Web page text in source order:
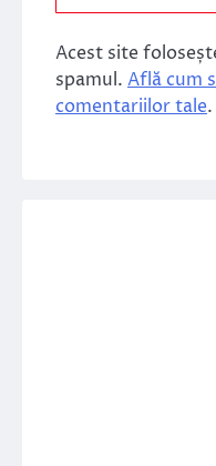
Acest site
spamul. Află cum
comentariilor tale.